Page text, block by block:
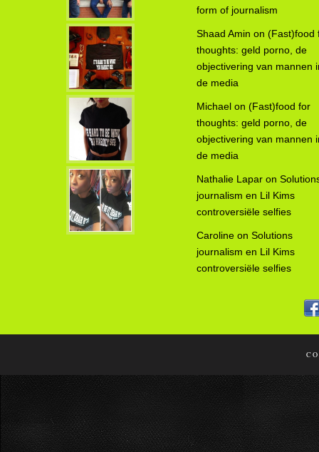
form of journalism
Shaad Amin on (Fast)food
thoughts: geld porno, de
objectivering van mannen
de media
Michael on (Fast)food for
thoughts: geld porno, de
objectivering van mannen
de media
Nathalie Lapar on
journalism en Lil Kims
controversiële selfies
Caroline on Solutions
journalism en Lil Kims
controversiële selfies